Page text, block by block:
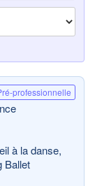
professionnelle
à la danse,
Ballet